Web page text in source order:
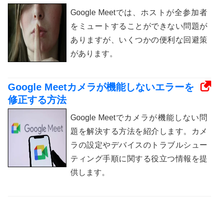
Google Meetでは、ホストが全参加者
をミュートすることができない問題が
ありますが、いくつかの便利な回避策
があります。
Google Meetカメラが機能しないエラーを
修正する方法
Google Meetでカメラが機能しない問
題を解決する方法を紹介します。カメ
ラの設定やデバイスのトラブルシュー
ティング手順に関する役立つ情報を提
供します。